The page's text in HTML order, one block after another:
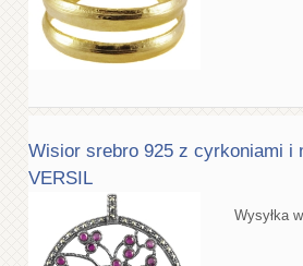
Wisior srebro 925 z cyrkoniami i
VERSIL
Wysyłka